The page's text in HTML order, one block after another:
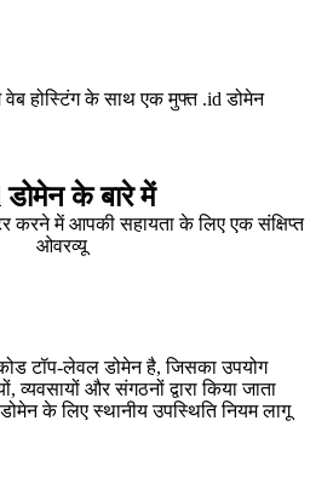
वेब होस्टिंग के साथ एक मुफ्त .id डोमेन
के बारे में
करने में आपकी सहायता के लिए एक संक्षिप्त
ओवरव्यू
टॉप-लेवल डोमेन है, जिसका उपयोग
और संगठनों द्वारा किया जाता
के लिए स्थानीय उपस्थिति नियम लागू